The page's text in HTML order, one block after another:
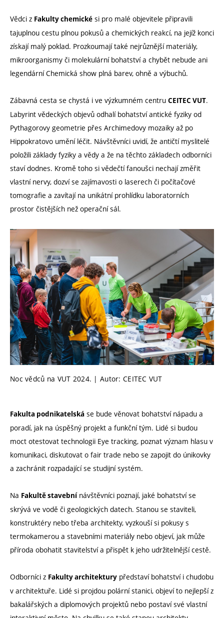
Vědci z Fakulty chemické si pro malé objevitele připravili
tajuplnou cestu plnou pokusů a chemických reakcí, na jejíž konci
získají malý poklad. Prozkoumají také nejrůznější materiály,
mikroorganismy či molekulární bohatství a chybět nebude ani
legendární Chemická show plná barev, ohně a výbuchů.
Zábavná cesta se chystá i ve výzkumném centru CEITEC VUT.
Labyrint vědeckých objevů odhalí bohatství antické fyziky od
Pythagorovy geometrie přes Archimedovy mozaiky až po
Hippokratovo umění léčit. Návštěvníci uvidí, že antičtí myslitelé
položili základy fyziky a vědy a že na těchto základech odborníci
staví dodnes. Kromě toho si vědečtí fanoušci nechají změřit
vlastní nervy, dozví se zajímavosti o laserech či počítačové
tomografie a zavítají na unikátní prohlídku laboratorních
prostor čistějších než operační sál.
Noc vědců na VUT 2024. | Autor: CEITEC VUT
Fakulta podnikatelská se bude věnovat bohatství nápadu a
poradí, jak na úspěšný projekt a funkční tým. Lidé si budou
moct otestovat technologii Eye tracking, poznat význam hlasu v
komunikaci, diskutovat o fair trade nebo se zapojit do únikovky
a zachránit rozpadající se studijní systém.
Na Fakultě stavebnínávštěvníci poznají, jaké bohatství se
skrývá ve vodě či geologických datech. Stanou se staviteli,
konstruktéry nebo třeba architekty, vyzkouší si pokusy s
termokamerou a stavebními materiály nebo objeví, jak může
příroda obohatit stavitelství a přispět k jeho udržitelnější cestě.
Odborníci z Fakulty architektury představí bohatství i chudobu
v architektuře. Lidé si projdou polární stanici, objeví to nejlepší z
bakalářských a diplomových projektů nebo postaví své vlastní